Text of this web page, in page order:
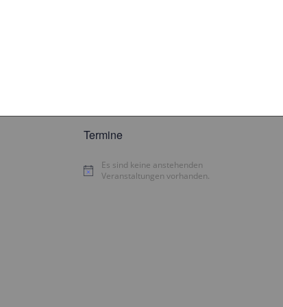
Termine
Hinweis
Es sind keine anstehenden
Veranstaltungen vorhanden.